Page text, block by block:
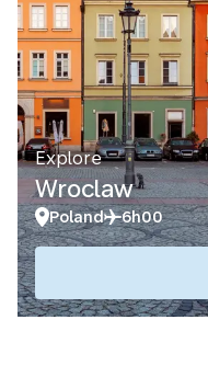
Explore
Wroclaw
Poland 6h00